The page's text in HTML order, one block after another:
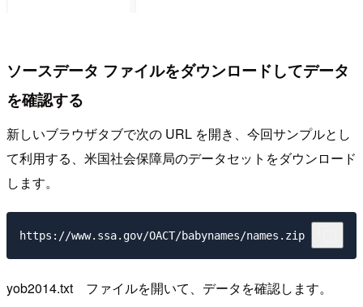
ソースデータ ファイルをダウンロードしてデータ
を確認する
新しいブラウザタブで次の URL を開き、今回サンプルとし
て利用する、米国社会保障局のデータセットをダウンロード
します。
https://www.ssa.gov/OACT/babynames/names.zip
yob2014.txt ファイルを開いて、データを確認します。